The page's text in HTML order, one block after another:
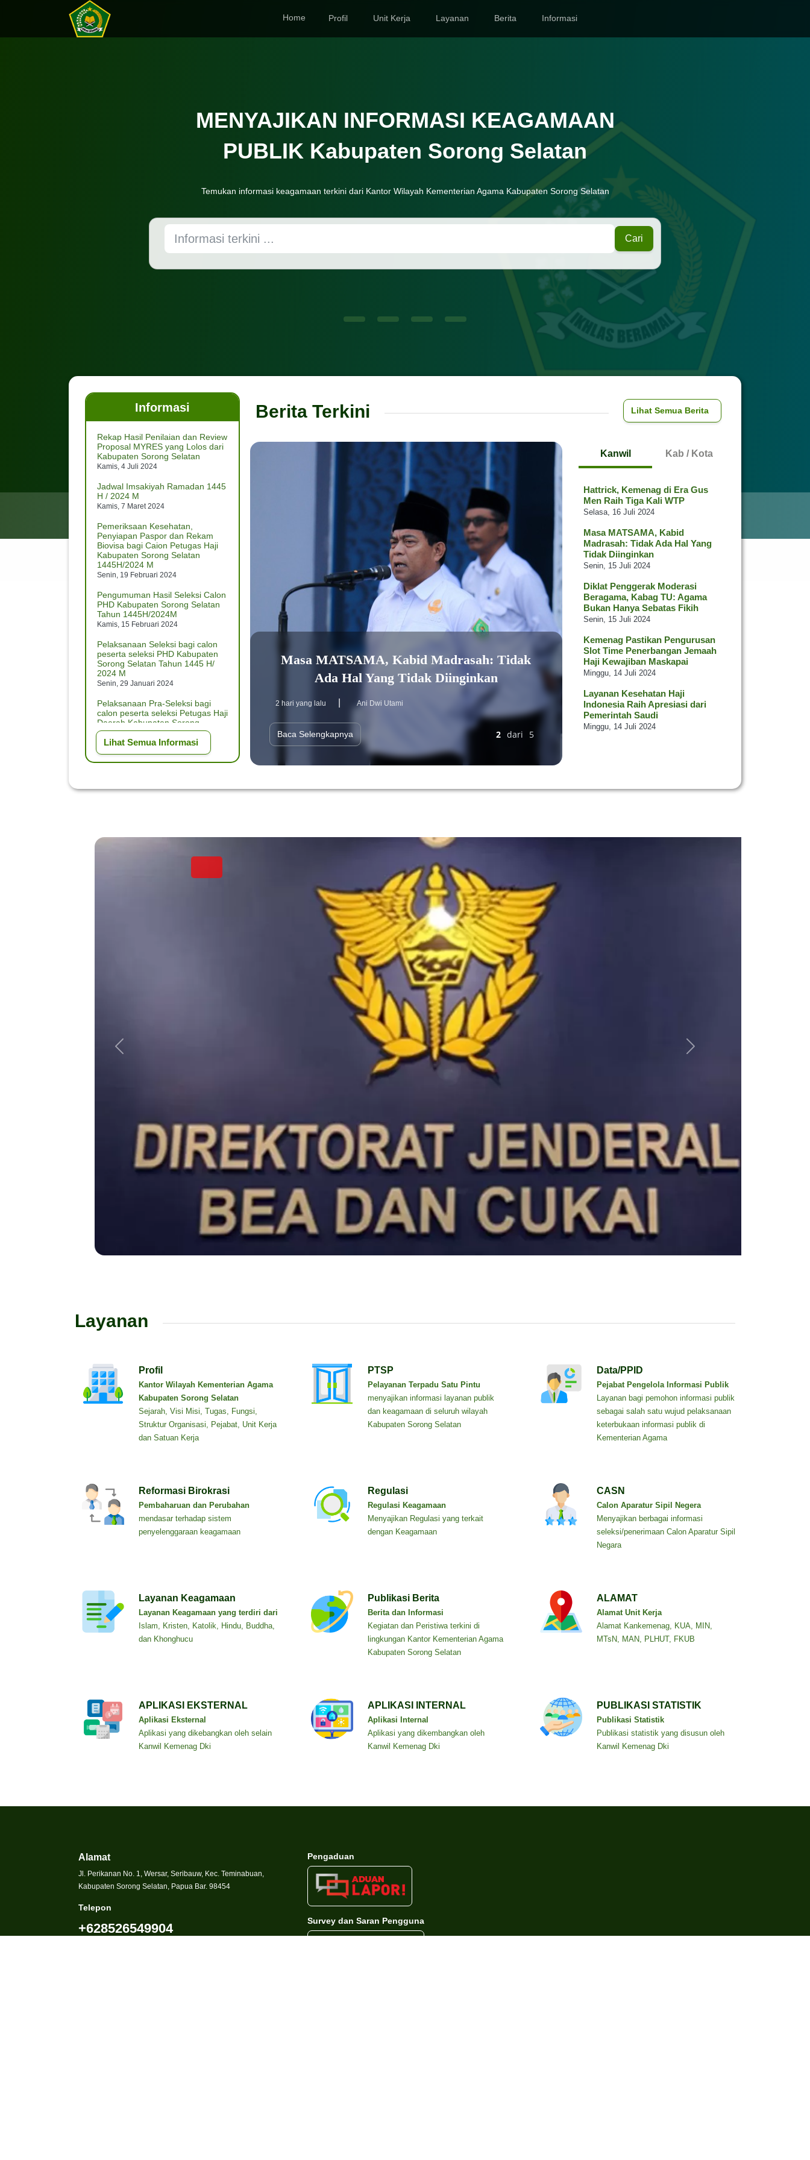
Home Profil Unit Kerja Layanan Berita Informasi
MENYAJIKAN INFORMASI KEAGAMAAN
PUBLIK Kabupaten Sorong Selatan
Temukan informasi keagamaan terkini dari Kantor Wilayah Kementerian Agama Kabupaten Sorong Selatan
Cari
Informasi
Rekap Hasil Penilaian dan Review
Proposal MYRES yang Lolos dari
Kabupaten Sorong Selatan
Kamis, 4 Juli 2024
Jadwal Imsakiyah Ramadan 1445
H / 2024 M
Kamis, 7 Maret 2024
Pemeriksaan Kesehatan,
Penyiapan Paspor dan Rekam
Biovisa bagi Caion Petugas Haji
Kabupaten Sorong Selatan
1445H/2024 M
Senin, 19 Februari 2024
Pengumuman Hasil Seleksi Calon
PHD Kabupaten Sorong Selatan
Tahun 1445H/2024M
Kamis, 15 Februari 2024
Pelaksanaan Seleksi bagi calon
peserta seleksi PHD Kabupaten
Sorong Selatan Tahun 1445 H/
2024 M
Senin, 29 Januari 2024
Pelaksanaan Pra-Seleksi bagi
calon peserta seleksi Petugas Haji
Daerah Kabupaten Sorong
Selatan Tahun 1445 H/ 2024 M
Jumat, 26 Januari 2024
PENGUMUMAN HASIL SELEKSI
PROV. Kabupaten Sorong Selatan
PETUGAS HAJI DAERAH (PHD)
Lihat Semua Informasi
Berita Terkini Lihat Semua Berita
Masa MATSAMA, Kabid Madrasah: Tidak
Ada Hal Yang Tidak Diinginkan
2 hari yang lalu Ani Dwi Utami
Baca Selengkapnya 2 dari 5
Kanwil Kab / Kota
Hattrick, Kemenag di Era Gus
Men Raih Tiga Kali WTP
Selasa, 16 Juli 2024
Masa MATSAMA, Kabid
Madrasah: Tidak Ada Hal Yang
Tidak Diinginkan
Senin, 15 Juli 2024
Diklat Penggerak Moderasi
Beragama, Kabag TU: Agama
Bukan Hanya Sebatas Fikih
Senin, 15 Juli 2024
Kemenag Pastikan Pengurusan
Slot Time Penerbangan Jemaah
Haji Kewajiban Maskapai
Minggu, 14 Juli 2024
Layanan Kesehatan Haji
Indonesia Raih Apresiasi dari
Pemerintah Saudi
Minggu, 14 Juli 2024
Pastikan Kualitas Bangunan,
Previous Next
Layanan
Profil
Kantor Wilayah Kementerian Agama
Kabupaten Sorong Selatan
Sejarah, Visi Misi, Tugas, Fungsi,
Struktur Organisasi, Pejabat, Unit Kerja
dan Satuan Kerja
PTSP
Pelayanan Terpadu Satu Pintu
menyajikan informasi layanan publik
dan keagamaan di seluruh wilayah
Kabupaten Sorong Selatan
Data/PPID
Pejabat Pengelola Informasi Publik
Layanan bagi pemohon informasi publik
sebagai salah satu wujud pelaksanaan
keterbukaan informasi publik di
Kementerian Agama
Reformasi Birokrasi
Pembaharuan dan Perubahan
mendasar terhadap sistem
penyelenggaraan keagamaan
Regulasi
Regulasi Keagamaan
Menyajikan Regulasi yang terkait
dengan Keagamaan
CASN
Calon Aparatur Sipil Negera
Menyajikan berbagai informasi
seleksi/penerimaan Calon Aparatur Sipil
Negara
Layanan Keagamaan
Layanan Keagamaan yang terdiri dari
Islam, Kristen, Katolik, Hindu, Buddha,
dan Khonghucu
Publikasi Berita
Berita dan Informasi
Kegiatan dan Peristiwa terkini di
lingkungan Kantor Kementerian Agama
Kabupaten Sorong Selatan
ALAMAT
Alamat Unit Kerja
Alamat Kankemenag, KUA, MIN,
MTsN, MAN, PLHUT, FKUB
APLIKASI EKSTERNAL
Aplikasi Eksternal
Aplikasi yang dikebangkan oleh selain
Kanwil Kemenag Dki
APLIKASI INTERNAL
Aplikasi Internal
Aplikasi yang dikembangkan oleh
Kanwil Kemenag Dki
PUBLIKASI STATISTIK
Publikasi Statistik
Publikasi statistik yang disusun oleh
Kanwil Kemenag Dki
Alamat
Jl. Perikanan No. 1, Wersar, Seribauw, Kec. Teminabuan,
Kabupaten Sorong Selatan, Papua Bar. 98454
Telepon
+628526549904
Pengaduan
Survey dan Saran Pengguna